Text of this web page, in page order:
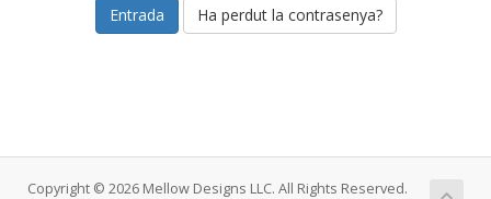
Ha perdut la contrasenya?
Copyright © 2026 Mellow Designs LLC. All Rights Reserved.